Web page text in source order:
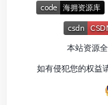
本站资源
如有侵犯您的权益